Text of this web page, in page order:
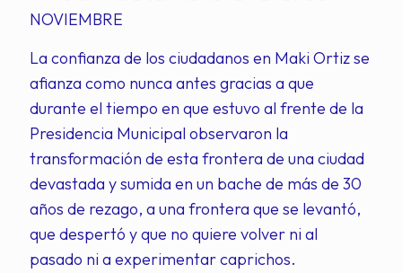
NOVIEMBRE
La confianza de los ciudadanos en Maki Ortiz se
afianza como nunca antes gracias a que
durante el tiempo en que estuvo al frente de la
Presidencia Municipal observaron la
transformación de esta frontera de una ciudad
devastada y sumida en un bache de más de 30
años de rezago, a una frontera que se levantó,
que despertó y que no quiere volver ni al
pasado ni a experimentar caprichos.